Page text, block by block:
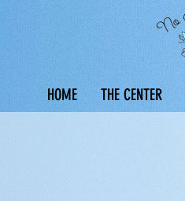
HOME THE CENTER